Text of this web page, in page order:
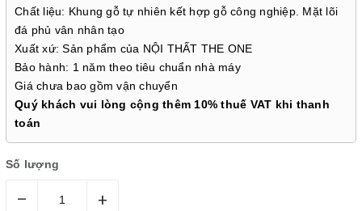
Chất liệu: Khung gỗ tự nhiên kết hợp gỗ công nghiệp. Mặt lõi
đá phủ vân nhân tạo
Xuất xứ: Sản phẩm của NỘI THẤT THE ONE
Bảo hành: 1 năm theo tiêu chuẩn nhà máy
Giá chưa bao gồm vận chuyển
Quý khách vui lòng cộng thêm 10% thuế VAT khi thanh
toán
Số lượng
– +